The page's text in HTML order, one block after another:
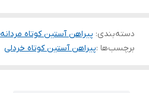
دسته‌بندی: پیراهن آستین کوتاه مردانه
برچسب‌ها :پیراهن آستین کوتاه خردلی